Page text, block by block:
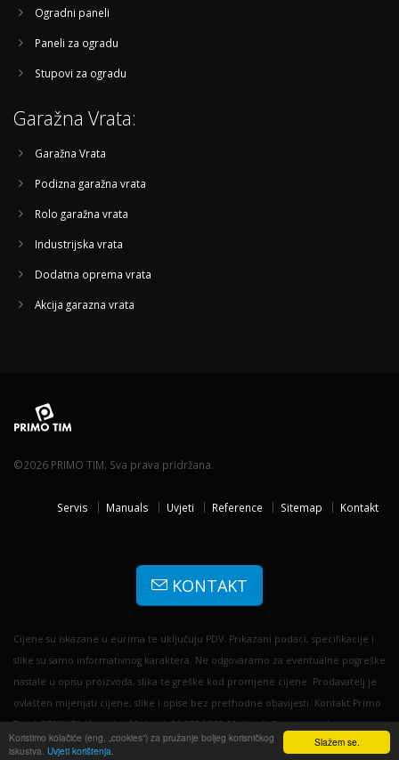
Slažem se.
Koristimo kolačiće (eng. „cookies“) za pružanje boljeg korisničkog
iskustva. Uvjeti korištenja.
Ogradni paneli
Paneli za ogradu
Stupovi za ogradu
Garažna Vrata:
Garažna Vrata
Podizna garažna vrata
Rolo garažna vrata
Industrijska vrata
Dodatna oprema vrata
Akcija garazna vrata
©2026 PRIMO TIM. Sva prava pridržana.
Servis Manuals Uvjeti Reference Sitemap Kontakt
KONTAKT
Cijene su iskazane u eurima te uključuju PDV. Prikazani podaci, specifikacije i
slike su samo informativnog karaktera. Ne odgovaramo za eventualne pogreške
nastale u opisu proizvoda, slika te greške kod promjene cijene. Prodavatelj je
ovlašten mijenjati cijene, slike i opise bez prethodne obavijesti. Kontakt Primo
Tim | BENINCA Hrvatska: Mobitel: 01 3356 300 Mail: info@primotim.hr